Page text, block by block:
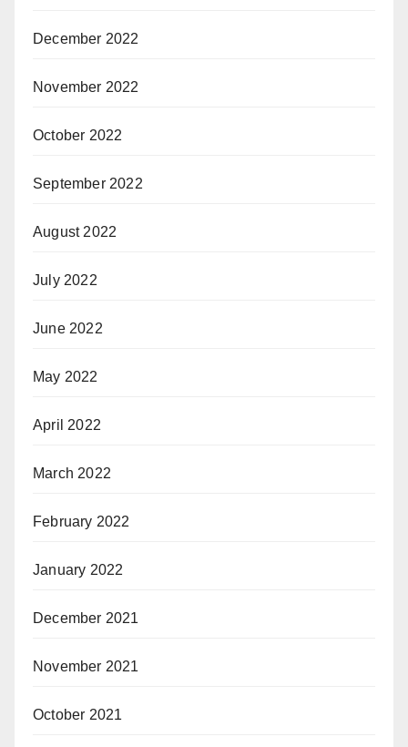
December 2022
November 2022
October 2022
September 2022
August 2022
July 2022
June 2022
May 2022
April 2022
March 2022
February 2022
January 2022
December 2021
November 2021
October 2021